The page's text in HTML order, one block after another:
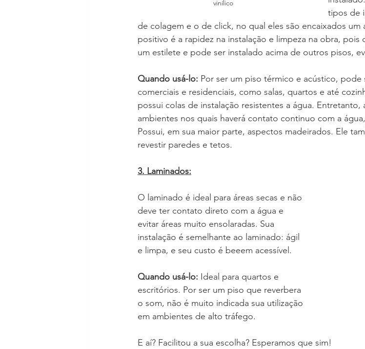
vinílico
tipos de
de colagem e o de click, no qual eles são encaixados
positivo é a rapidez na instalação e limpeza na obra,
um estilete e pode ser instalado acima de outros pisos,
Quando usá-lo: Por ser um piso térmico e acústico, pode
comerciais e residenciais, como salas, quartos e até
possui colas de instalação resistentes a água.
ambientes nos quais haverá contato continuo com a
Possui, em sua maior parte, aspectos madeirados. Ele
revestir paredes e tetos.
3. Laminados:
O laminado é ideal para áreas secas e não
deve ter contato direto com a água e
evitar áreas muito ensolaradas. Sua
instalação é semelhante ao laminado: ágil
e limpa, e seu custo é beeem acessível.
Quando usá-lo: Ideal para quartos e
escritórios. Por ser um piso que reverbera
o som, não é muito indicada sua utilização
em ambientes de alto tráfego.
E aí? Facilitou a sua escolha? Esperamos que sim!